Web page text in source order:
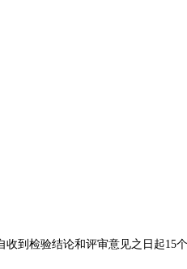
检验结论和评审意见之日起15